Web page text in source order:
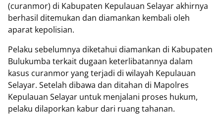
(curanmor) di Kabupaten Kepulauan Selayar akhirnya
berhasil ditemukan dan diamankan kembali oleh
aparat kepolisian.
Pelaku sebelumnya diketahui diamankan di Kabupaten
Bulukumba terkait dugaan keterlibatannya dalam
kasus curanmor yang terjadi di wilayah Kepulauan
Selayar. Setelah dibawa dan ditahan di Mapolres
Kepulauan Selayar untuk menjalani proses hukum,
pelaku dilaporkan kabur dari ruang tahanan.